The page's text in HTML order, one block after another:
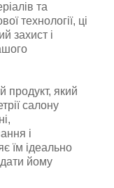
та
технології, ці
захист і
продукт, який
салону
і
їм ідеально
йому